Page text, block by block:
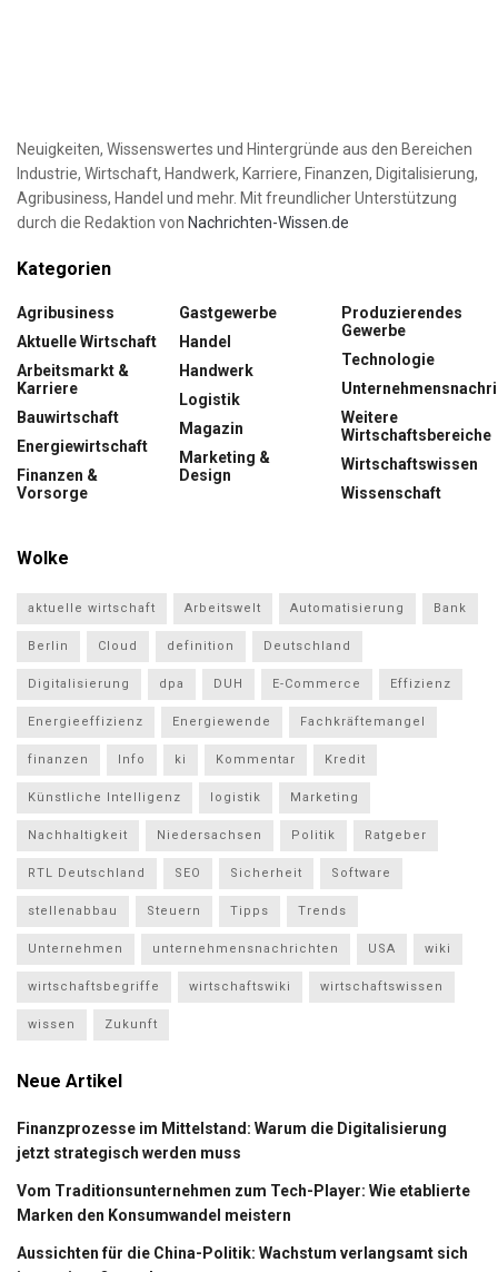
Neuigkeiten, Wissenswertes und Hintergründe aus den Bereichen
Industrie, Wirtschaft, Handwerk, Karriere, Finanzen, Digitalisierung,
Agribusiness, Handel und mehr. Mit freundlicher Unterstützung
durch die Redaktion von Nachrichten-Wissen.de
Kategorien
Agribusiness
Aktuelle Wirtschaft
Arbeitsmarkt &
Karriere
Bauwirtschaft
Energiewirtschaft
Finanzen &
Vorsorge
Gastgewerbe
Handel
Handwerk
Logistik
Magazin
Marketing &
Design
Produzierendes
Gewerbe
Technologie
Weitere
Wirtschaftsbereiche
Wirtschaftswissen
Wissenschaft
Wolke
aktuelle wirtschaft Arbeitswelt Automatisierung Bank
Berlin Cloud definition Deutschland
Digitalisierung dpa DUH E-Commerce Effizienz
Energieeffizienz Energiewende Fachkräftemangel
finanzen Info ki Kommentar Kredit
Künstliche Intelligenz logistik Marketing
Nachhaltigkeit Niedersachsen Politik Ratgeber
RTL Deutschland SEO Sicherheit Software
stellenabbau Steuern Tipps Trends
Unternehmen unternehmensnachrichten USA wiki
wirtschaftsbegriffe wirtschaftswiki wirtschaftswissen
wissen Zukunft
Neue Artikel
Finanzprozesse im Mittelstand: Warum die Digitalisierung
jetzt strategisch werden muss
Vom Traditionsunternehmen zum Tech-Player: Wie etablierte
Marken den Konsumwandel meistern
Aussichten für die China-Politik: Wachstum verlangsamt sich